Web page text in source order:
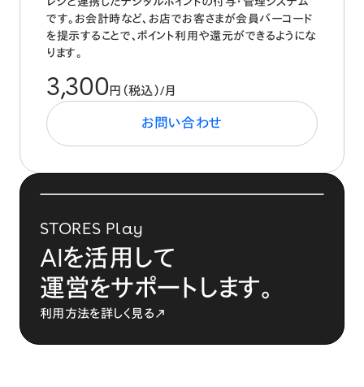
です。お会計時など、お店でお客さまが会員バーコード
を提示することで、ポイント利用や還元ができるようにな
ります。
3,300円（税込）/月
お問い合わせ
STORES Play
AIを活用して
運営をサポートします。
利用方法を詳しく見る